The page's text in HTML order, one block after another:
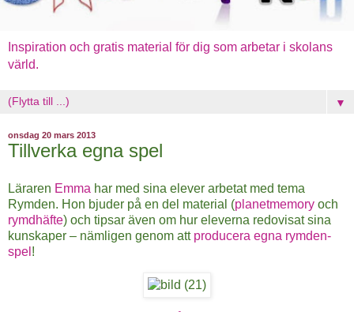
Inspiration och gratis material för dig som arbetar i skolans
värld.
▼
onsdag 20 mars 2013
Tillverka egna spel
Läraren Emma har med sina elever arbetat med tema
Rymden. Hon bjuder på en del material (planetmemory och
rymdhäfte) och tipsar även om hur eleverna redovisat sina
kunskaper – nämligen genom att producera egna rymden-
spel !